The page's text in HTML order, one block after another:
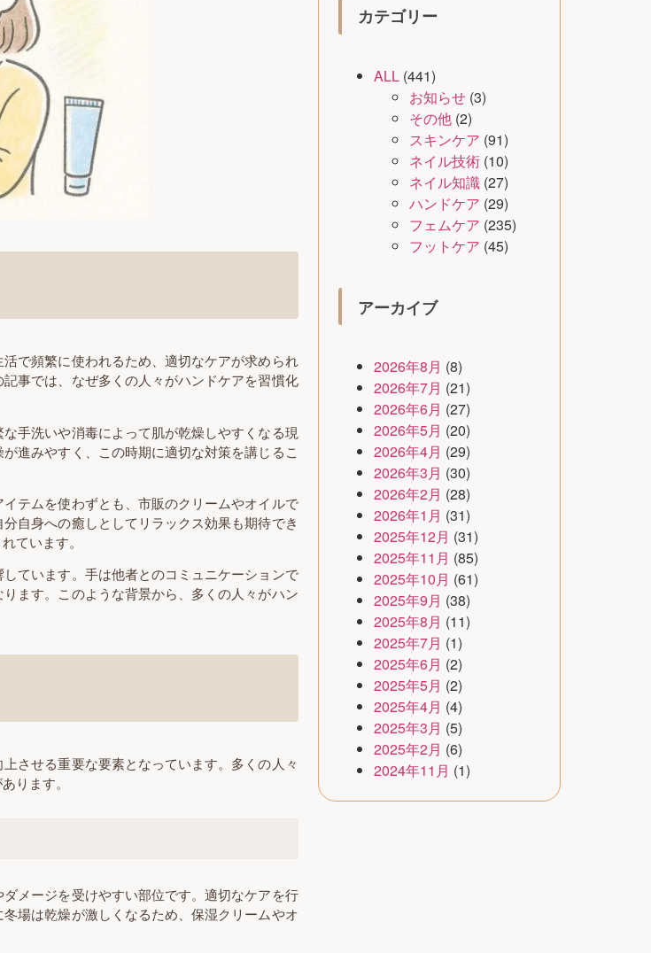
で頻繁に使われるため、適切なケアが求められ
事では、なぜ多くの人々がハンドケアを習慣化
手洗いや消毒によって肌が乾燥しやすくなる現
進みやすく、この時期に適切な対策を講じるこ
テムを使わずとも、市販のクリームやオイルで
自身への癒しとしてリラックス効果も期待でき
ています。
ています。手は他者とのコミュニケーションで
ます。このような背景から、多くの人々がハン
させる重要な要素となっています。多くの人々
ります。
メージを受けやすい部位です。適切なケアを行
場は乾燥が激しくなるため、保湿クリームやオ
カテゴリー
ALL (441)
お知らせ (3)
その他 (2)
スキンケア (91)
ネイル技術 (10)
ネイル知識 (27)
ハンドケア (29)
フェムケア (235)
フットケア (45)
アーカイブ
2026年8月 (8)
2026年7月 (21)
2026年6月 (27)
2026年5月 (20)
2026年4月 (29)
2026年3月 (30)
2026年2月 (28)
2026年1月 (31)
2025年12月 (31)
2025年11月 (85)
2025年10月 (61)
2025年9月 (38)
2025年8月 (11)
2025年7月 (1)
2025年6月 (2)
2025年5月 (2)
2025年4月 (4)
2025年3月 (5)
2025年2月 (6)
2024年11月 (1)